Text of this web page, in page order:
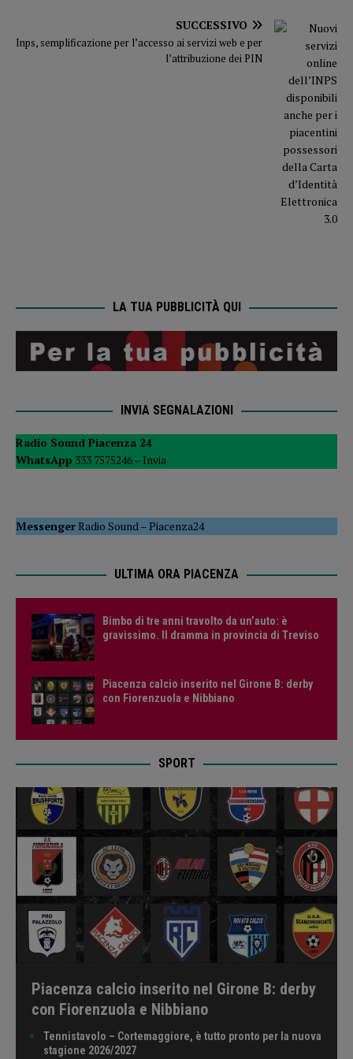
SUCCESSIVO
Inps, semplificazione per l’accesso ai servizi web e per
l’attribuzione dei PIN
LA TUA PUBBLICITÀ QUI
INVIA SEGNALAZIONI
Radio Sound Piacenza 24
WhatsApp 333 7575246 – Invia
MessengerRadio Sound–Piacenza24
ULTIMA ORA PIACENZA
Bimbo di tre anni travolto da un’auto: è
gravissimo. Il dramma in provincia di Treviso
Piacenza calcio inserito nel Girone B: derby
con Fiorenzuola e Nibbiano
SPORT
Piacenza calcio inserito nel Girone B: derby
con Fiorenzuola e Nibbiano
Tennistavolo – Cortemaggiore, è tutto pronto per la nuova
stagione 2026/2027